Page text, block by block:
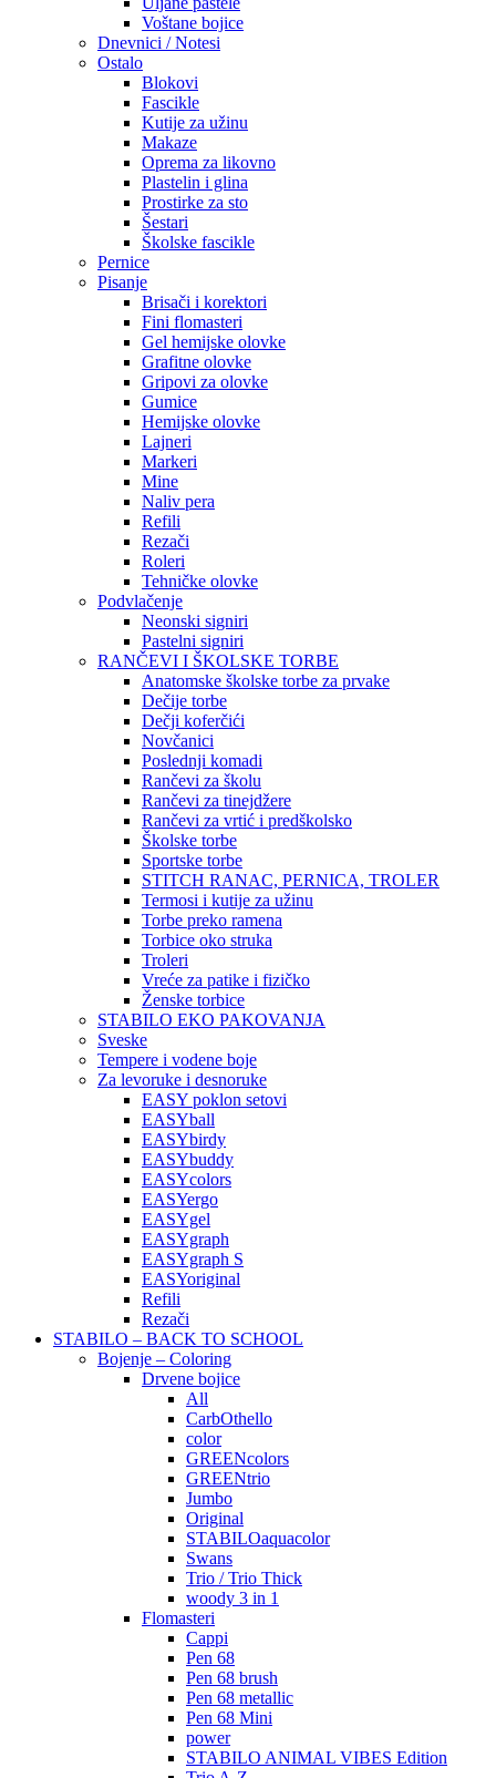
Voštane bojice
Dnevnici / Notesi
Ostalo
Blokovi
Fascikle
Kutije za užinu
Makaze
Oprema za likovno
Plastelin i glina
Prostirke za sto
Šestari
Školske fascikle
Pernice
Pisanje
Brisači i korektori
Fini flomasteri
Gel hemijske olovke
Grafitne olovke
Gripovi za olovke
Gumice
Hemijske olovke
Lajneri
Markeri
Mine
Naliv pera
Refili
Rezači
Roleri
Tehničke olovke
Podvlačenje
Neonski signiri
Pastelni signiri
RANČEVI I ŠKOLSKE TORBE
Anatomske školske torbe za prvake
Dečije torbe
Dečji koferčići
Novčanici
Poslednji komadi
Rančevi za školu
Rančevi za tinejdžere
Rančevi za vrtić i predškolsko
Školske torbe
Sportske torbe
STITCH RANAC, PERNICA, TROLER
Termosi i kutije za užinu
Torbe preko ramena
Torbice oko struka
Troleri
Vreće za patike i fizičko
Ženske torbice
STABILO EKO PAKOVANJA
Sveske
Tempere i vodene boje
Za levoruke i desnoruke
EASY poklon setovi
EASYball
EASYbirdy
EASYbuddy
EASYcolors
EASYergo
EASYgel
EASYgraph
EASYgraph S
EASYoriginal
Refili
Rezači
STABILO – BACK TO SCHOOL
Bojenje – Coloring
Drvene bojice
All
CarbOthello
color
GREENcolors
GREENtrio
Jumbo
Original
STABILOaquacolor
Swans
Trio / Trio Thick
woody 3 in 1
Flomasteri
Cappi
Pen 68
Pen 68 brush
Pen 68 metallic
Pen 68 Mini
power
STABILO ANIMAL VIBES Edition